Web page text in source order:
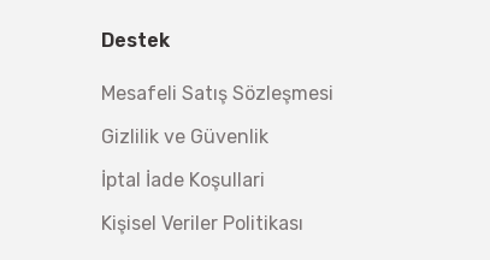
Destek
Mesafeli Satış Sözleşmesi
Gizlilik ve Güvenlik
İptal İade Koşullari
Kişisel Veriler Politikası